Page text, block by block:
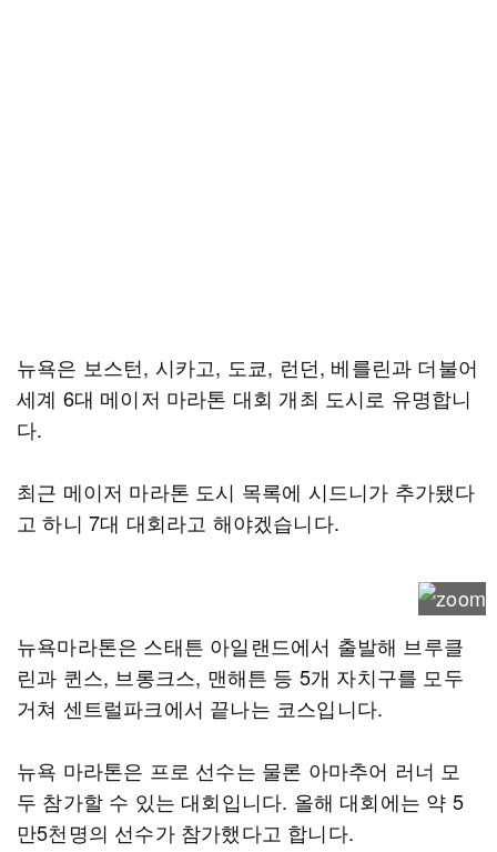
뉴욕은 보스턴, 시카고, 도쿄, 런던, 베를린과 더불어
세계 6대 메이저 마라톤 대회 개최 도시로 유명합니
다.
최근 메이저 마라톤 도시 목록에 시드니가 추가됐다
고 하니 7대 대회라고 해야겠습니다.
뉴욕마라톤은 스태튼 아일랜드에서 출발해 브루클
린과 퀸스, 브롱크스, 맨해튼 등 5개 자치구를 모두
거쳐 센트럴파크에서 끝나는 코스입니다.
뉴욕 마라톤은 프로 선수는 물론 아마추어 러너 모
두 참가할 수 있는 대회입니다. 올해 대회에는 약 5
만5천명의 선수가 참가했다고 합니다.